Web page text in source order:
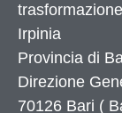
Irpinia
Provincia di
Direzione
70126 Bari (